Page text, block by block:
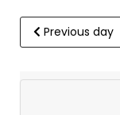
Previous day